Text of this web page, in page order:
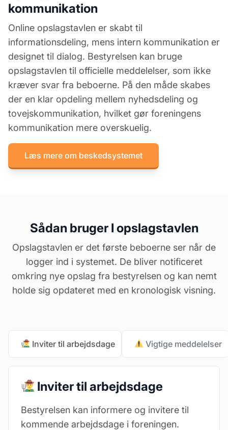
kommunikation
Online opslagstavlen er skabt til
informationsdeling, mens intern kommunikation er
designet til dialog. Bestyrelsen kan bruge
opslagstavlen til officielle meddelelser, som ikke
kræver svar fra beboerne. På den måde skabes
der en klar opdeling mellem nyhedsdeling og
tovejskommunikation, hvilket gør foreningens
kommunikation mere overskuelig.
Læs mere om beskedsystemet
Sådan bruger I opslagstavlen
Opslagstavlen er det første beboerne ser når de
logger ind i systemet. De bliver notificeret
omkring nye opslag fra bestyrelsen og kan nemt
holde sig opdateret med en kronologisk visning.
Inviter til arbejdsdage Vigtige meddelelser
Inviter til arbejdsdage
Bestyrelsen kan informere og invitere til
kommende arbejdsdage i foreningen.